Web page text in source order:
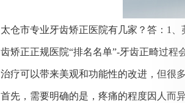
太仓市专业牙齿矫正医院有几家？答：1
齿矫正正规医院“排名名单”-牙齿正畸过
治疗可以带来美观和功能性的改进，但很
首先，需要明确的是，疼痛的程度因人而